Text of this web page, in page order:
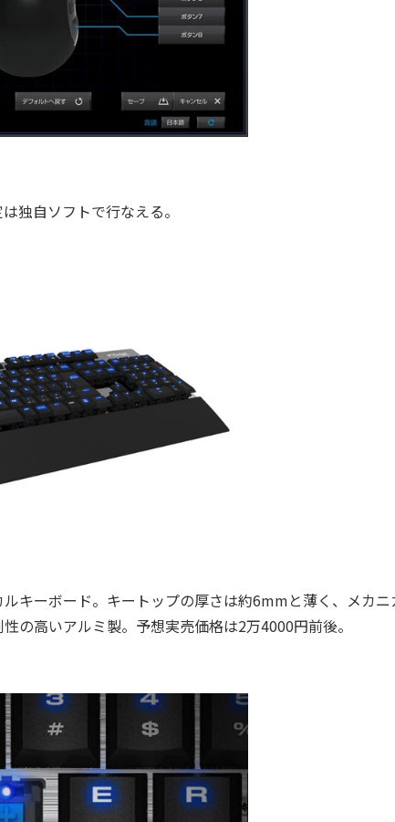
独自ソフトで行なえる。
キーボード。キートップの厚さは約6mmと薄く、メカニ
の高いアルミ製。予想実売価格は2万4000円前後。